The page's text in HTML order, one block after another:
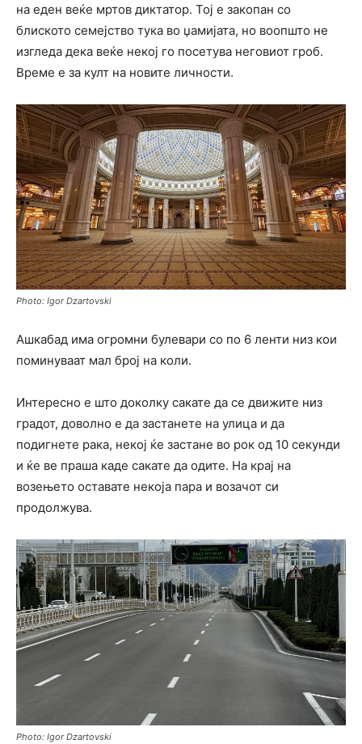
на еден веќе мртов диктатор. Тој е закопан со
блиското семејство тука во џамијата, но воопшто не
изгледа дека веќе некој го посетува неговиот гроб.
Време е за култ на новите личности.
Photo: Igor Dzartovski
Ашкабад има огромни булевари со по 6 ленти низ кои
поминуваат мал број на коли.
Интересно е што доколку сакате да се движите низ
градот, доволно е да застанете на улица и да
подигнете рака, некој ќе застане во рок од 10 секунди
и ќе ве праша каде сакате да одите. На крај на
возењето оставате некоја пара и возачот си
продолжува.
Photo: Igor Dzartovski